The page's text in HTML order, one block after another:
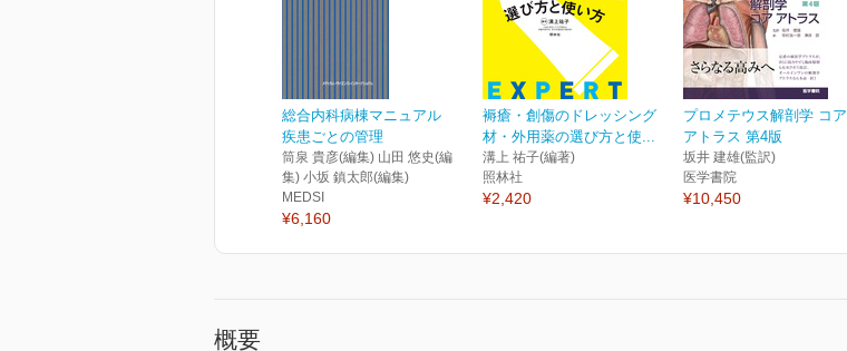
総合内科病棟マニュアル
疾患ごとの管理
筒泉 貴彦(編集) 山田 悠史(編
集) 小坂 鎮太郎(編集)
MEDSI
¥6,160
褥瘡・創傷のドレッシング
材・外用薬の選び方と使...
溝上 祐子(編著)
照林社
¥2,420
プロメテウス解剖学 コア
アトラス 第4版
坂井 建雄(監訳)
医学書院
¥10,450
概要